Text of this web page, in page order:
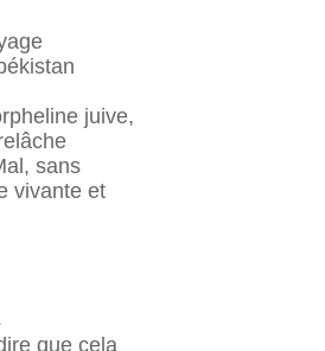
juive,
sans
vivante et
que cela